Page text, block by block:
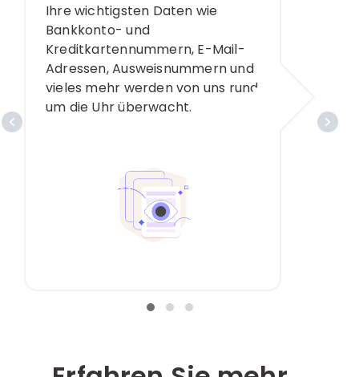
Ihre wichtigsten Daten wie
Bankkonto- und
Kreditkartennummern, E-Mail-
Adressen, Ausweisnummern und
vieles mehr werden von uns rund
um die Uhr überwacht.